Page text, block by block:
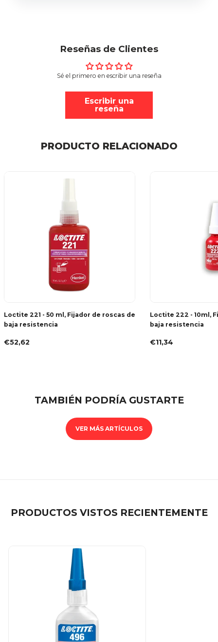
Reseñas de Clientes
Sé el primero en escribir una reseña
Escribir una
reseña
PRODUCTO RELACIONADO
Loctite 221 - 50 ml, Fijador de roscas de
baja resistencia
€52,62
Loctite 222 - 10ml,
baja resistencia
€11,34
TAMBIÉN PODRÍA GUSTARTE
VER MÁS ARTÍCULOS
PRODUCTOS VISTOS RECIENTEMENTE